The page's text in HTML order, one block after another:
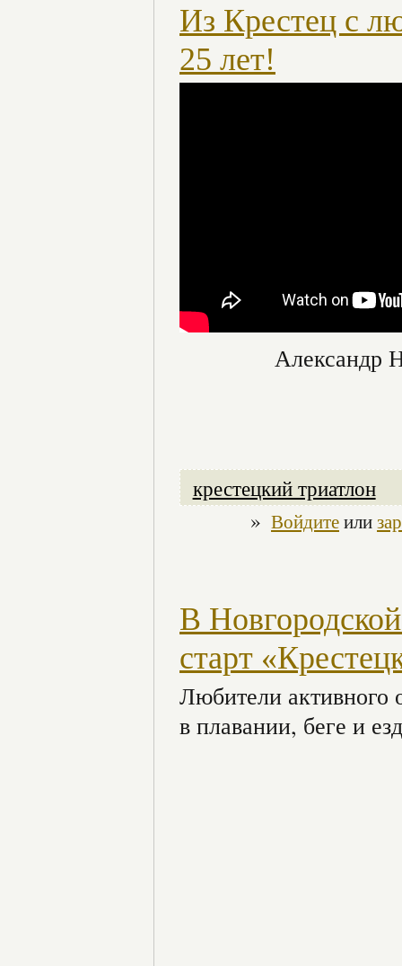
Из Крестец с
25 лет!
Александр
крестецкий триатлон
» Войдитеили
В
старт
Любители активного
в плавании, беге и